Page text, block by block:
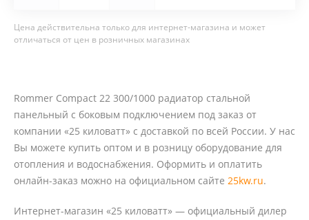
Цена действительна только для интернет-магазина и может
отличаться от цен в розничных магазинах
Rommer Compact 22 300/1000 радиатор стальной
панельный с боковым подключением под заказ от
компании «25 киловатт» с доставкой по всей России. У нас
Вы можете купить оптом и в розницу оборудование для
отопления и водоснабжения. Оформить и оплатить
онлайн-заказ можно на официальном сайте 25kw.ru.
Интернет-магазин «25 киловатт» — официальный дилер